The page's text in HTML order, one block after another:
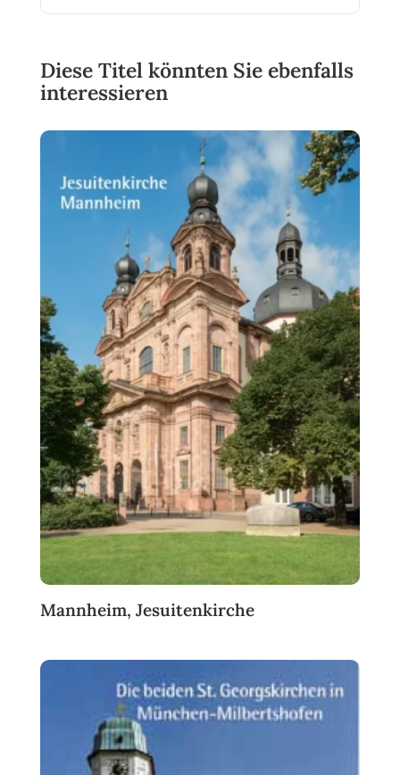
Diese Titel könnten Sie ebenfalls
interessieren
Mannheim, Jesuitenkirche